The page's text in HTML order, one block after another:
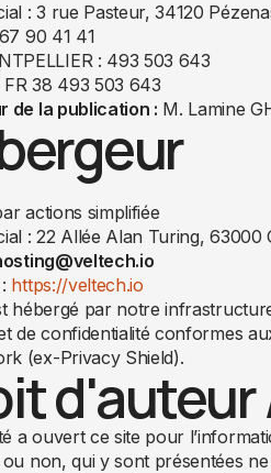
: 3 rue Pasteur, 34120
90 41 41
: 493 503 643
FR 38 493 503 643
de la publication : M. Lamine
actions simplifiée
: 22 Allée Alan Turing,
https://veltech.io
hébergé par notre
de confidentialité conformes
(ex-Privacy Shield).
a ouvert ce site pour
non, qui y sont présentées